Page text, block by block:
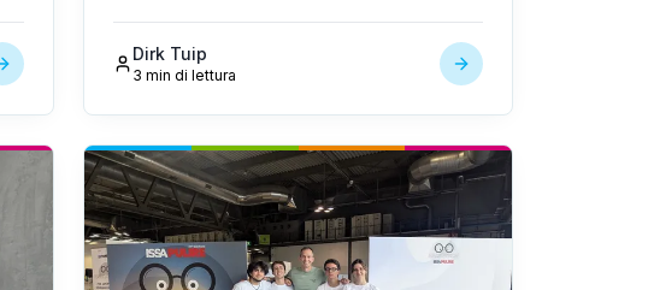
Dirk Tuip
3 min di lettura